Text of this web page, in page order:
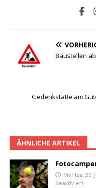
Baustellen
Gedenkstätte am
ÄHNLICHE ARTIKEL
Montag, 26.
deaktiviert